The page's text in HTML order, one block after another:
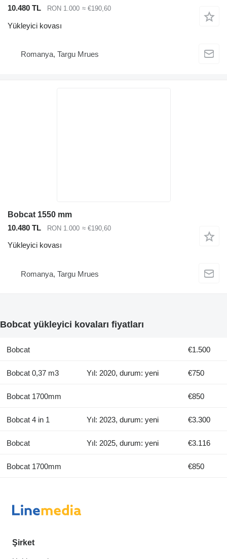
10.480 TL
RON 1.000 ≈ €190,60
Yükleyici kovası
Romanya, Targu Mrues
Bobcat 1550 mm
10.480 TL
RON 1.000 ≈ €190,60
Yükleyici kovası
Romanya, Targu Mrues
Bobcat yükleyici kovaları fiyatları
Bobcat €1.500
Bobcat 0,37 m3 Yıl: 2020, durum: yeni €750
Bobcat 1700mm €850
Bobcat 4 in 1 Yıl: 2023, durum: yeni €3.300
Bobcat Yıl: 2025, durum: yeni €3.116
Bobcat 1700mm €850
Şirket